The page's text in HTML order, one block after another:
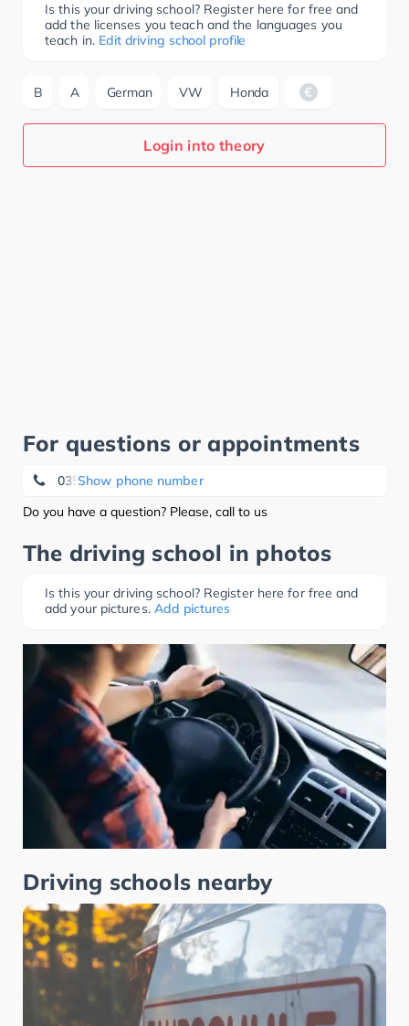
Is this your driving school? Register here for free and
add the licenses you teach and the languages you
teach in. Edit driving school profile
B A German VW Honda
Login into theory
For questions or appointments
Show phone number
03504/616000
Do you have a question? Please, call to us
The driving school in photos
Is this your driving school? Register here for free and
add your pictures. Add pictures
Driving schools nearby